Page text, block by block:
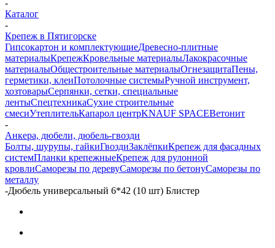
-
Каталог
-
Крепеж в Пятигорске
Гипсокартон и комплектующиеДревесно-плитные
материалыКрепежКровельные материалыЛакокрасочные
материалыОбщестроительные материалыОгнезащитаПены,
герметики, клеиПотолочные системыРучной инструмент,
хозтоварыСерпянки, сетки, специальные
лентыСпецтехникаСухие строительные
смесиУтеплительКапарол центрKNAUF SPACEВетонит
-
Анкера, дюбели, дюбель-гвозди
Болты, шурупы, гайкиГвоздиЗаклёпкиКрепеж для фасадных
системПланки крепежныеКрепеж для рулонной
кровлиСаморезы по деревуСаморезы по бетонуСаморезы по
металлу
-Дюбель универсальный 6*42 (10 шт) Блистер